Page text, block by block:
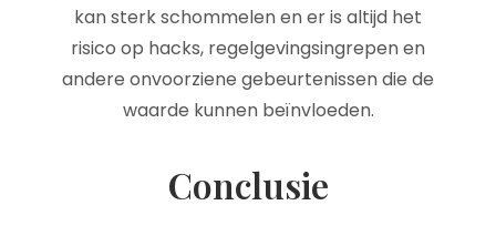
kan sterk schommelen en er is altijd het
risico op hacks, regelgevingsingrepen en
andere onvoorziene gebeurtenissen die de
waarde kunnen beïnvloeden.
Conclusie